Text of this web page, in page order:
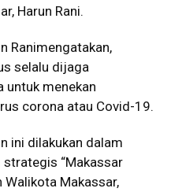
Harun Rani.
Ranimengatakan,
selalu dijaga
untuk menekan
corona atau Covid-19.
ini dilakukan dalam
“Makassar
Walikota Makassar,